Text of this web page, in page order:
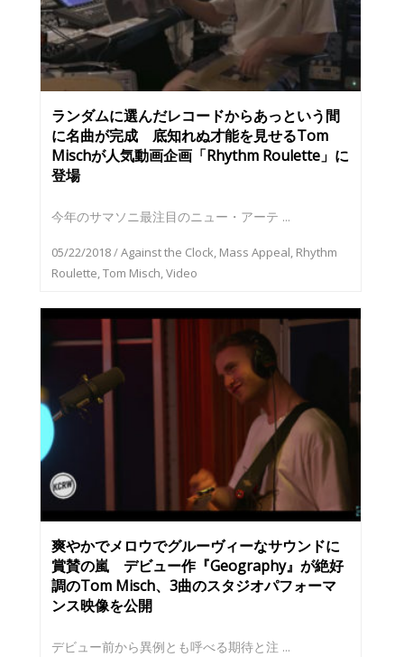
ランダムに選んだレコードからあっという間
に名曲が完成 底知れぬ才能を見せるTom
Mischが人気動画企画「Rhythm Roulette」に
登場
今年のサマソニ最注目のニュー・アーテ ...
05/22/2018/Against the Clock, Mass Appeal, Rhythm
Roulette,Tom Misch,Video
爽やかでメロウでグルーヴィーなサウンドに
賞賛の嵐 デビュー作『Geography』が絶好
調のTom Misch、3曲のスタジオパフォーマ
ンス映像を公開
デビュー前から異例とも呼べる期待と注 ...